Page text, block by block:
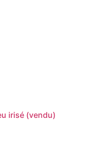
irisé (vendu)